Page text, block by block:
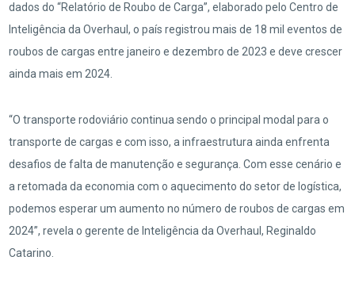
dados do “Relatório de Roubo de Carga”, elaborado pelo Centro de
Inteligência da Overhaul, o país registrou mais de 18 mil eventos de
roubos de cargas entre janeiro e dezembro de 2023 e deve crescer
ainda mais em 2024.
“O transporte rodoviário continua sendo o principal modal para o
transporte de cargas e com isso, a infraestrutura ainda enfrenta
desafios de falta de manutenção e segurança. Com esse cenário e
a retomada da economia com o aquecimento do setor de logística,
podemos esperar um aumento no número de roubos de cargas em
2024”, revela o gerente de Inteligência da Overhaul, Reginaldo
Catarino.